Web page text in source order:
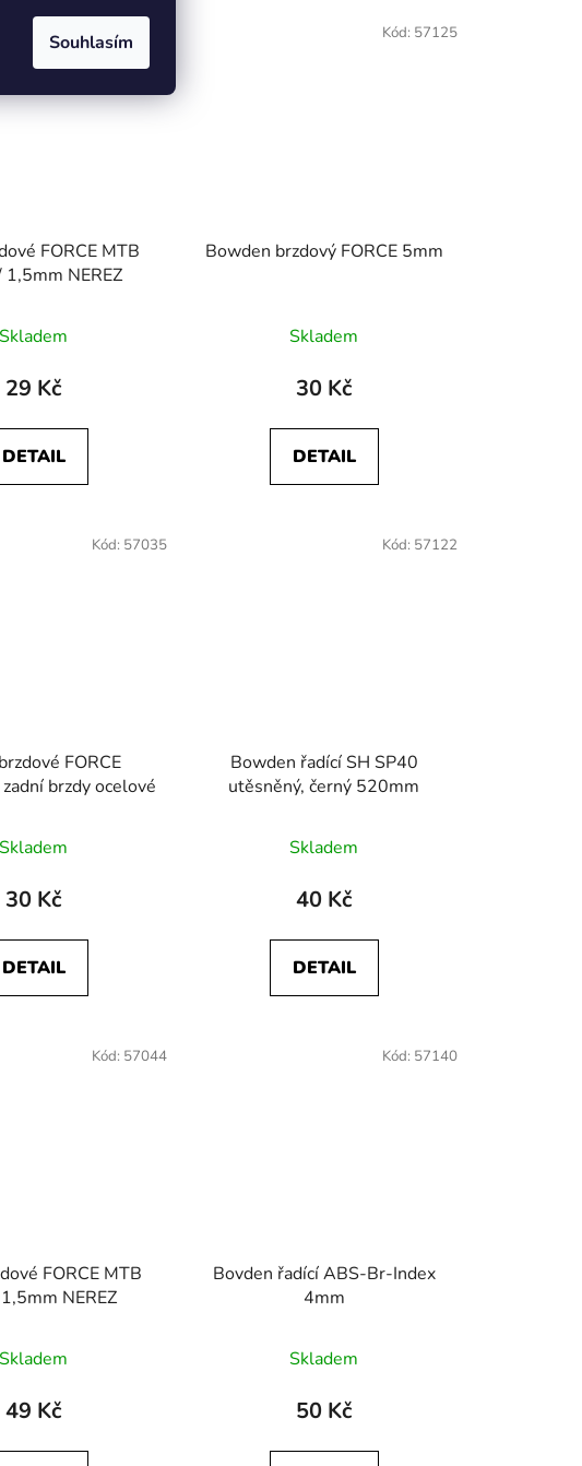
Souhlasím
FORCE MTB
NEREZ
Skladem
29 Kč
DETAIL
Kód:
Bowden brzdový FORCE 5mm
Skladem
30 Kč
DETAIL
Kód: 57125
FORCE
brzdy ocelové
Skladem
30 Kč
DETAIL
Kód: 57035
Bowden řadící SH SP40
utěsněný, černý 520mm
Skladem
40 Kč
DETAIL
Kód: 57122
FORCE MTB
NEREZ
Skladem
49 Kč
Kód: 57044
Bovden řadící ABS-Br-Index
4mm
Skladem
50 Kč
Kód: 57140